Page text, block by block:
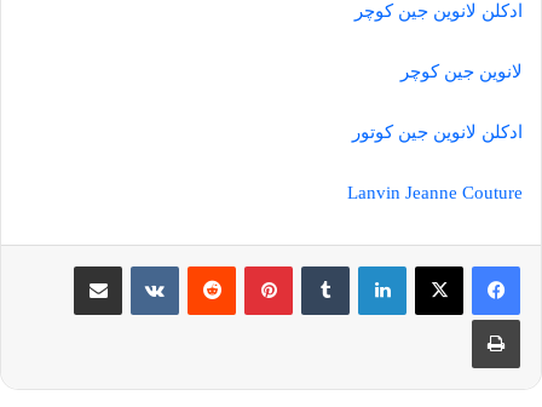
ادکلن لانوین جین کوچر
لانوین جین کوچر
ادکلن لانوین جین کوتور
Lanvin Jeanne Couture
لینکدین ‫تامبلر ‫پین‌ترست‫رددیت ‫VKontakteاشتراک گذاری از طریق ایمیل
چاپ